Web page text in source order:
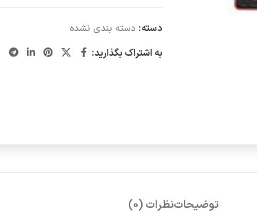
دسته: دسته بندی نشده
به اشتراک بگذارید:
توضیحاتنظرات (0)